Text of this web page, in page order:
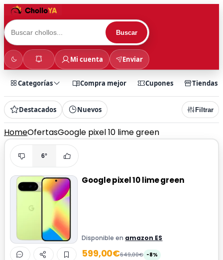
Buscar
Mi cuenta Enviar
Categorías Compra mejor Cupones Tiendas
Destacados Nuevos Filtrar
HomeOfertasGoogle pixel 10 lime green
6°
Google pixel 10 lime green
Disponible en amazon ES
599,00€649,00€ -8%